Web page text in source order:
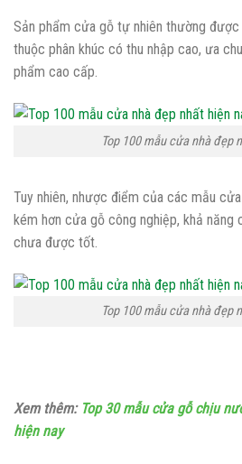
Sản phẩm cửa gỗ tự nhiên thường được
thuộc phân khúc có thu nhập cao, ưa
phẩm cao cấp.
Top 100 mẫu cửa nhà đẹp
Tuy nhiên, nhược điểm của các mẫu
kém hơn cửa gỗ công nghiệp, khả năng
chưa được tốt.
Top 100 mẫu cửa nhà đẹp
Xem thêm: Top 30 mẫu cửa gỗ chịu
hiện nay